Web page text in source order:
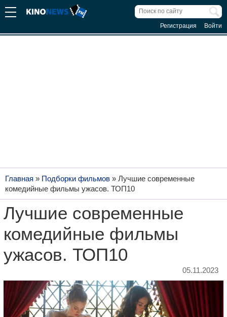
Регистрация Войти
Главная » Подборки фильмов » Лучшие современные
комедийные фильмы ужасов. ТОП10
Лучшие современные
комедийные фильмы
ужасов. ТОП10
05.11.2023